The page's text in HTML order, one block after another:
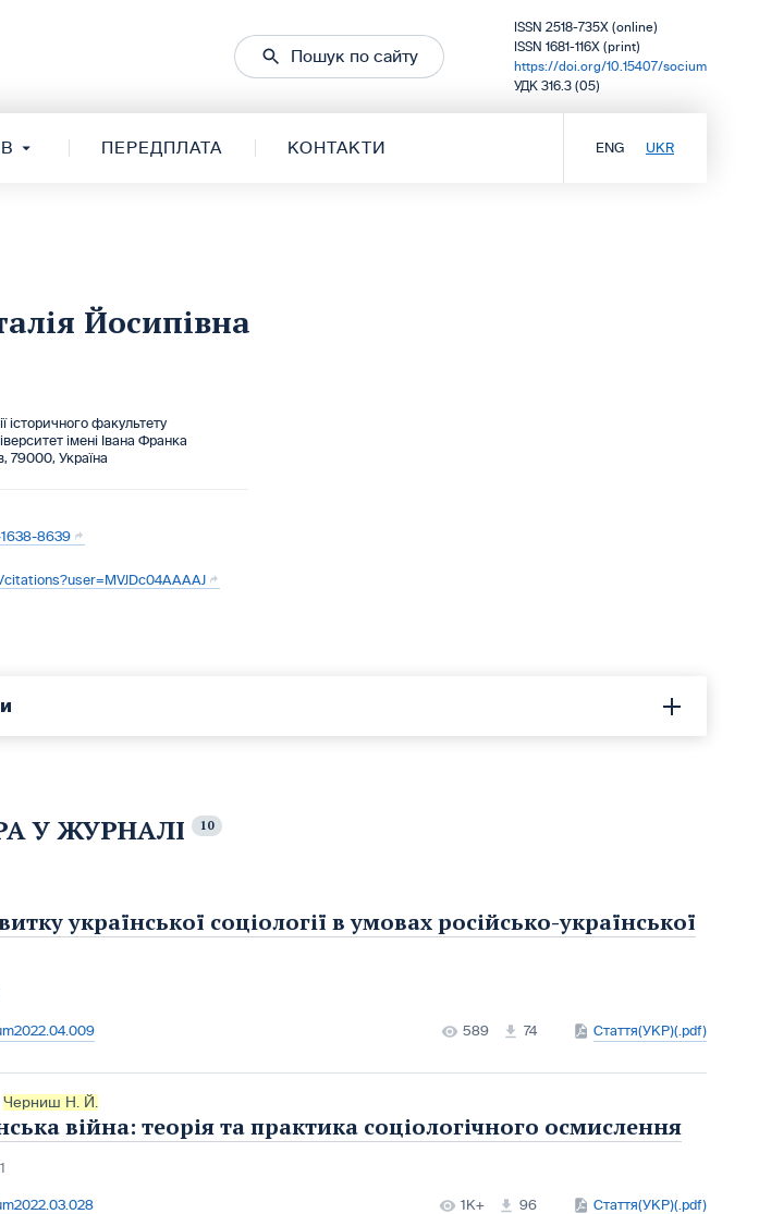
Пошук по сайту
ISSN 2518-735X (online)
ISSN 1681-116X (print)
https://doi.org/10.15407/socium
УДК 316.3 (05)
ПЕРЕДПЛАТА КОНТАКТИ ENG UKR
Йосипівна
історичного факультету
імені Івана Франка
79000, Україна
8639
У ЖУРНАЛІ 10
української соціології в умовах російсько-української
589 74 Стаття(УКР)(.pdf)
Черниш Н. Й.
війна: теорія та практика соціологічного осмислення
1K+ 96 Стаття(УКР)(.pdf)